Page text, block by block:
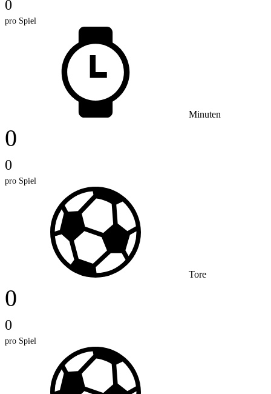
0
pro Spiel
Minuten
0
0
pro Spiel
Tore
0
0
pro Spiel